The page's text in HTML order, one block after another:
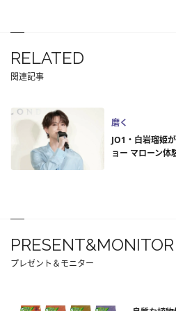
RELATED
関連記事
磨く
JO1・白岩瑠姫
ョー マローン
PRESENT&MONITOR
プレゼント＆モニター